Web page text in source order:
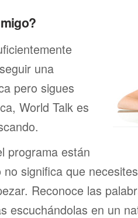
una
pero sigues
World Talk es
programa están
significa que
Reconoce las
escuchándolas en un